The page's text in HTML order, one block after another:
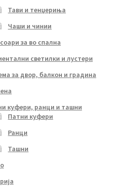
Тави и тенџериња
Чаши и чинии
за во спална
светилки и лустери
за двор, балкон и градина
куфери, ранци и ташни
Патни куфери
Ранци
Ташни